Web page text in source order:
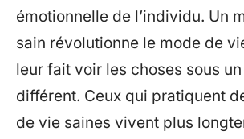
émotionnelle de l’individu. Un
sain révolutionne le mode de
leur fait voir les choses sous
différent. Ceux qui pratiquent
de vie saines vivent plus